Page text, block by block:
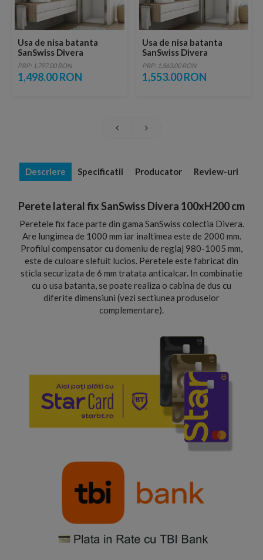
Usa de nisa batanta
SanSwiss Divera
70xH200 cm
PRP: 1,797.00 RON
1,498.00 RON
Usa de nisa batanta
SanSwiss Divera
80xH200 cm
PRP: 1,863.00 RON
1,553.00 RON
Descriere Specificatii Producator Review-uri
Perete lateral fix SanSwiss Divera 100xH200 cm
Peretele fix face parte din gama SanSwiss colectia Divera.
Are lungimea de 1000 mm iar inaltimea este de 2000 mm.
Profilul compensator cu domeniu de reglaj 980-1005 mm,
este de culoare slefuit lucios. Peretele este fabricat din
sticla securizata de 6 mm tratata anticalcar. In combinatie
cu o usa batanta, se poate realiza o cabina de dus cu
diferite dimensiuni (vezi sectiunea produselor
complementare).